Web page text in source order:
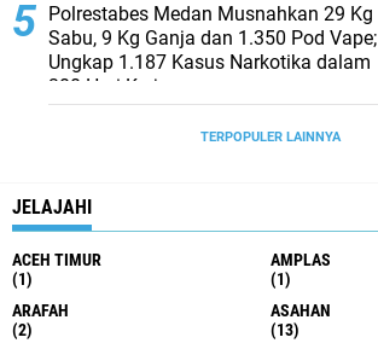
Polrestabes Medan Musnahkan 29 Kg
Sabu, 9 Kg Ganja dan 1.350 Pod Vape;
Ungkap 1.187 Kasus Narkotika dalam
300 Hari Kerja
TERPOPULER LAINNYA
JELAJAHI
ACEH TIMUR
(1)
AMPLAS
(1)
ARAFAH
(2)
ASAHAN
(13)